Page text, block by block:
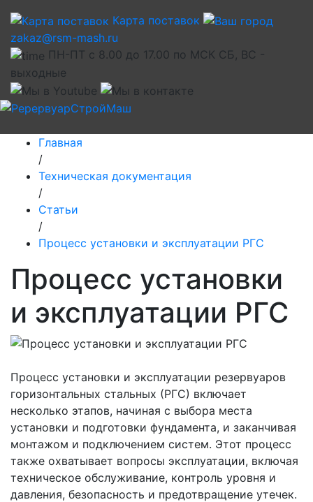
Карта поставок
zakaz@rsm-mash.ru
ПН-ПТ с 8.00 до 17.00 по МСК СБ, ВС -
выходные
Главная
/
Техническая документация
/
Статьи
/
Процесс установки и эксплуатации РГС
Процесс установки
и эксплуатации РГС
Процесс установки и эксплуатации резервуаров
горизонтальных стальных (РГС) включает
несколько этапов, начиная с выбора места
установки и подготовки фундамента, и заканчивая
монтажом и подключением систем. Этот процесс
также охватывает вопросы эксплуатации, включая
техническое обслуживание, контроль уровня и
давления, безопасность и предотвращение утечек.